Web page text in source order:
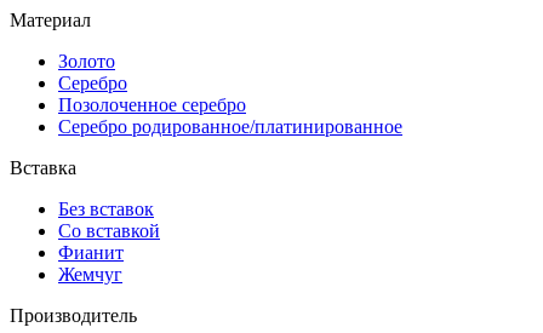
Материал
Золото
Серебро
Позолоченное серебро
Серебро родированное/платинированное
Вставка
Без вставок
Со вставкой
Фианит
Жемчуг
Производитель